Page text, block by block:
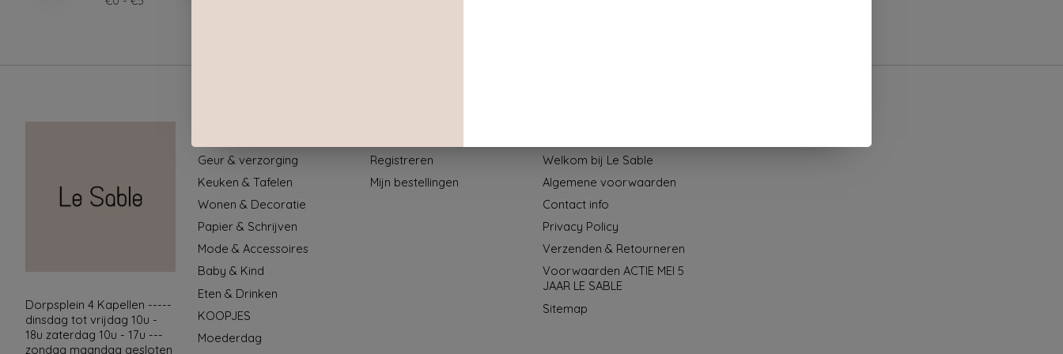
Dorpsplein 4 Kapellen -----
dinsdag tot vrijdag 10u -
18u zaterdag 10u - 17u ---
zondag maandag gesloten
Geur & verzorging
Keuken & Tafelen
Wonen & Decoratie
Papier & Schrijven
Mode & Accessoires
Baby & Kind
Eten & Drinken
KOOPJES
Moederdag
Registreren
Mijn bestellingen
Welkom bij Le Sable
Algemene voorwaarden
Contact info
Privacy Policy
Verzenden & Retourneren
Voorwaarden ACTIE MEI 5
JAAR LE SABLE
Sitemap